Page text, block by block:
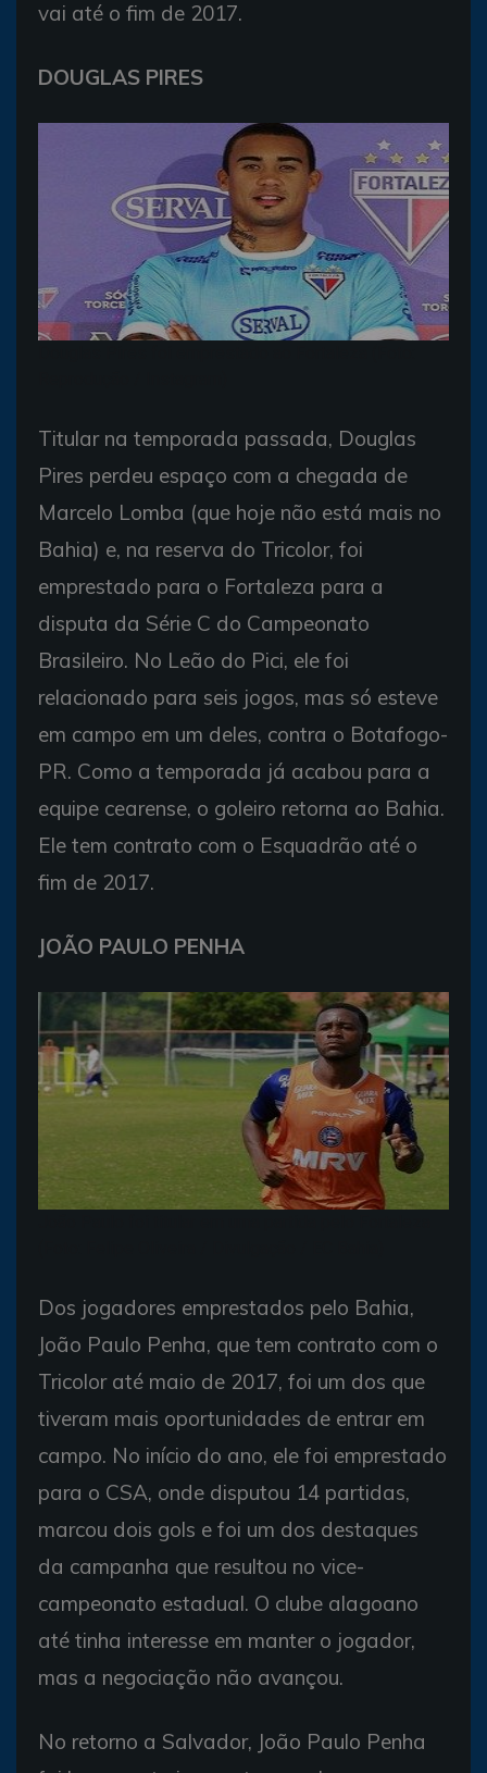
vai até o fim de 2017.
DOUGLAS PIRES
Titular na temporada passada, Douglas
Pires perdeu espaço com a chegada de
Marcelo Lomba (que hoje não está mais no
Bahia) e, na reserva do Tricolor, foi
emprestado para o Fortaleza para a
disputa da Série C do Campeonato
Brasileiro. No Leão do Pici, ele foi
relacionado para seis jogos, mas só esteve
em campo em um deles, contra o Botafogo-
PR. Como a temporada já acabou para a
equipe cearense, o goleiro retorna ao Bahia.
Ele tem contrato com o Esquadrão até o
fim de 2017.
JOÃO PAULO PENHA
Dos jogadores emprestados pelo Bahia,
João Paulo Penha, que tem contrato com o
Tricolor até maio de 2017, foi um dos que
tiveram mais oportunidades de entrar em
campo. No início do ano, ele foi emprestado
para o CSA, onde disputou 14 partidas,
marcou dois gols e foi um dos destaques
da campanha que resultou no vice-
campeonato estadual. O clube alagoano
até tinha interesse em manter o jogador,
mas a negociação não avançou.
No retorno a Salvador, João Paulo Penha